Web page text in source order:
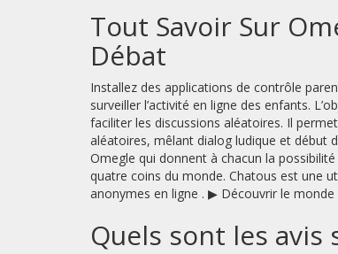
Tout Savoir Sur
Débat
Installez des applications de contrôle
surveiller l’activité en ligne des enfants.
faciliter les discussions aléatoires. Il
aléatoires, mêlant dialog ludique et début
Omegle qui donnent à chacun la
quatre coins du monde. Chatous est une
anonymes en ligne . ▶ Découvrir le monde
Quels sont les avis